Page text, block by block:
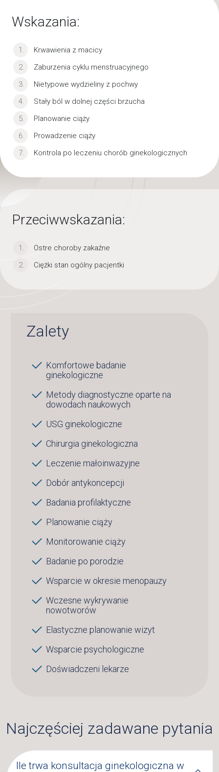
Wskazania:
Krwawienia z macicy
Zaburzenia cyklu menstruacyjnego
Nietypowe wydzieliny z pochwy
Stały ból w dolnej części brzucha
Planowanie ciąży
Prowadzenie ciąży
Kontrola po leczeniu chorób ginekologicznych
Przeciwwskazania:
Ostre choroby zakaźne
Ciężki stan ogólny pacjentki
Zalety
Komfortowe badanie
ginekologiczne
Metody diagnostyczne oparte na
dowodach naukowych
USG ginekologiczne
Chirurgia ginekologiczna
Leczenie małoinwazyjne
Dobór antykoncepcji
Badania profilaktyczne
Planowanie ciąży
Monitorowanie ciąży
Badanie po porodzie
Wsparcie w okresie menopauzy
Wczesne wykrywanie
nowotworów
Elastyczne planowanie wizyt
Wsparcie psychologiczne
Doświadczeni lekarze
Najczęściej zadawane pytania
Ile trwa konsultacja ginekologiczna w